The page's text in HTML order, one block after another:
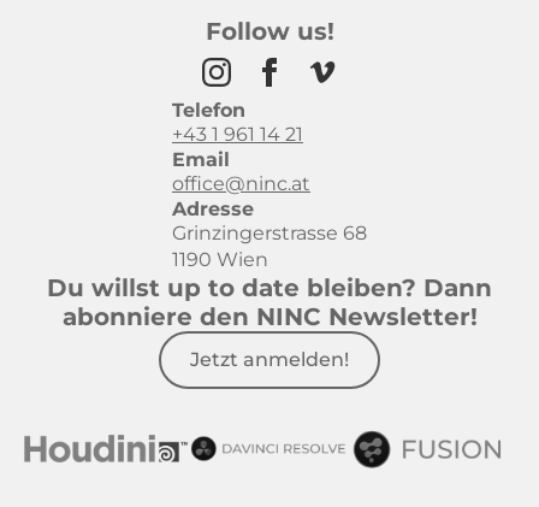
Follow us!
Telefon
+43 1 961 14 21
Email
office@ninc.at
Adresse
Grinzingerstrasse 68
1190 Wien
Du willst up to date bleiben? Dann
abonniere den NINC Newsletter!
Jetzt anmelden!